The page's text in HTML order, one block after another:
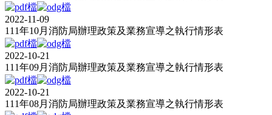
2022-11-09
111年10月消防局辦理政策及業務宣導之執行情形表
2022-10-21
111年09月消防局辦理政策及業務宣導之執行情形表
2022-10-21
111年08月消防局辦理政策及業務宣導之執行情形表